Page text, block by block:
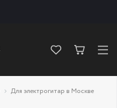
Для электрогитар в Москве